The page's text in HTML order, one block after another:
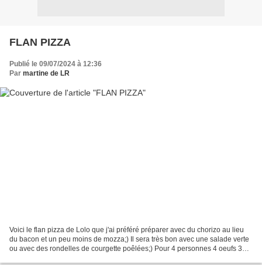
FLAN PIZZA
Publié le 09/07/2024 à 12:36
Par martine de LR
Voici le flan pizza de Lolo que j'ai préféré préparer avec du chorizo au lieu
du bacon et un peu moins de mozza;) Il sera très bon avec une salade verte
ou avec des rondelles de courgette poêlées;) Pour 4 personnes 4 oeufs 30g